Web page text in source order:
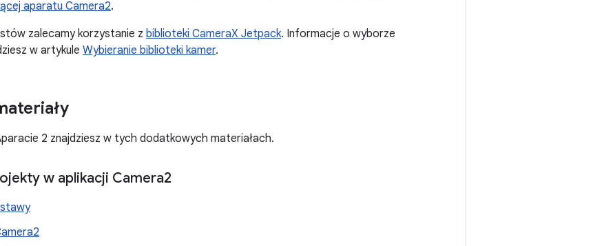
aparatu Camera2.
zalecamy korzystanie z biblioteki CameraX Jetpack. Informacje o wyborze
w artykule Wybieranie biblioteki kamer.
2 znajdziesz w tych dodatkowych materiałach.
w aplikacji Camera2